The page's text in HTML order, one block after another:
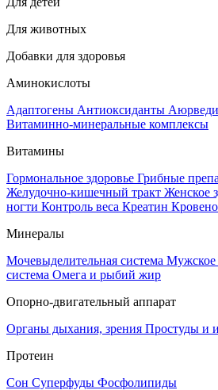
Для животных
Добавки для здоровья
Аминокислоты
Адаптогены Антиоксиданты
Витаминно-минеральные комплексы
Витамины
Гормональное здоровье Грибные
Желудочно-кишечный тракт Женское
ногти Контроль веса Креатин
Минералы
Мочевыделительная система Мужское
система Омега и рыбий жир
Опорно-двигательный аппарат
Органы дыхания, зрения Простуды и
Протеин
Сон Суперфуды Фосфолипиды